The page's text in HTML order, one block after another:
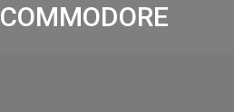
COMMODORE